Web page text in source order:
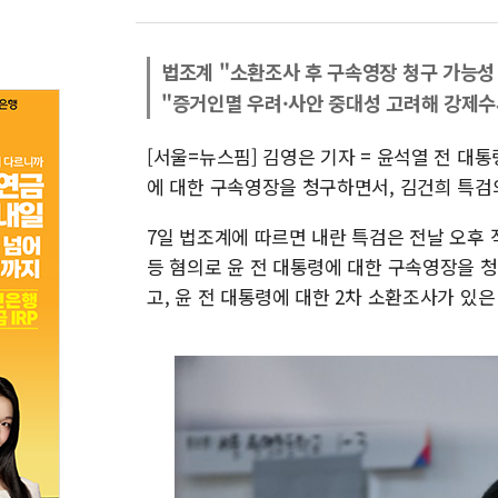
법조계 "소환조사 후 구속영장 청구 가능
"증거인멸 우려·사안 중대성 고려해 강제
[서울=뉴스핌] 김영은 기자 = 윤석열 전 대
에 대한 구속영장을 청구하면서, 김건희 특
7일 법조계에 따르면 내란 특검은 전날 오후
등 혐의로 윤 전 대통령에 대한 구속영장을
고, 윤 전 대통령에 대한 2차 소환조사가 있